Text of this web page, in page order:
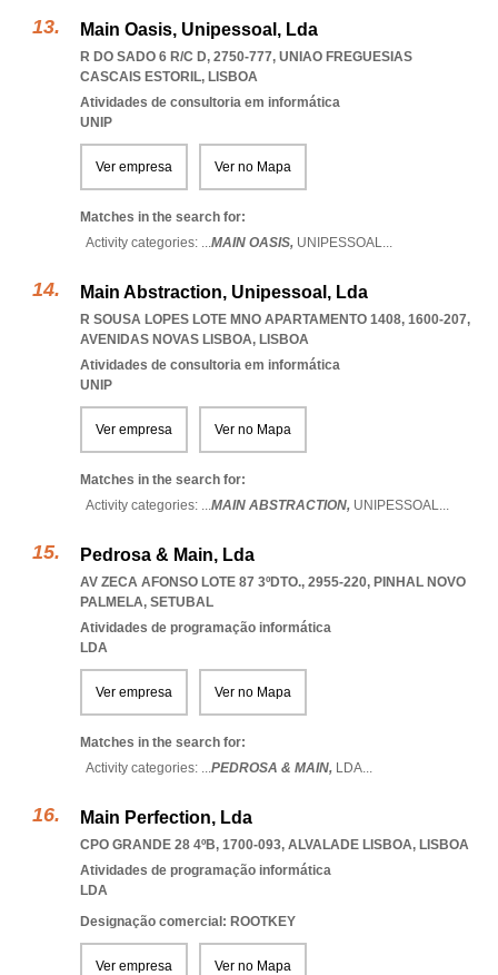
Main Oasis, Unipessoal, Lda
R DO SADO 6 R/C D, 2750-777, UNIAO FREGUESIAS
CASCAIS ESTORIL, LISBOA
Atividades de consultoria em informática
UNIP
Ver empresa Ver no Mapa
Matches in the search for:
Activity categories: ...MAIN OASIS, UNIPESSOAL...
Main Abstraction, Unipessoal, Lda
R SOUSA LOPES LOTE MNO APARTAMENTO 1408, 1600-207,
AVENIDAS NOVAS LISBOA, LISBOA
Atividades de consultoria em informática
UNIP
Ver empresa Ver no Mapa
Matches in the search for:
Activity categories: ...MAIN ABSTRACTION, UNIPESSOAL...
Pedrosa & Main, Lda
AV ZECA AFONSO LOTE 87 3ºDTO., 2955-220, PINHAL NOVO
PALMELA, SETUBAL
Atividades de programação informática
LDA
Ver empresa Ver no Mapa
Matches in the search for:
Activity categories: ...PEDROSA & MAIN, LDA...
Main Perfection, Lda
CPO GRANDE 28 4ºB, 1700-093, ALVALADE LISBOA, LISBOA
Atividades de programação informática
LDA
Designação comercial: ROOTKEY
Ver empresa Ver no Mapa